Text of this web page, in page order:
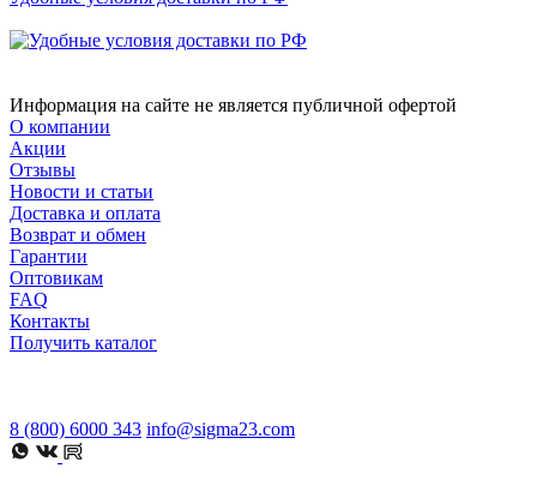
Информация на сайте не является публичной офертой
О компании
Акции
Отзывы
Новости и статьи
Доставка и оплата
Возврат и обмен
Гарантии
Оптовикам
FAQ
Контакты
Получить каталог
8 (800) 6000 343 info@sigma23.com